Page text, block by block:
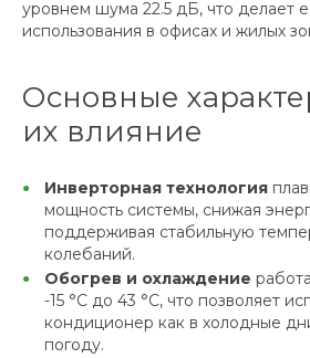
уровнем шума 22.5 дБ, что делает
использования в офисах и жилых
Основные
их влияние
Инверторная технология
мощность системы, снижая
поддерживая стабильную
колебаний.
Обогрев и охлаждение
-15 °C до 43 °C, что позволяет
кондиционер как в холодные
погоду.